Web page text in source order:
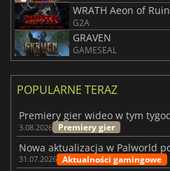
WRATH Aeon of Ruin
G2A
GRAVEN
GAMESEAL
POPULARNE TERAZ
3.08.2026 Premiery gier
31.07.2026 Aktualności gamingowe